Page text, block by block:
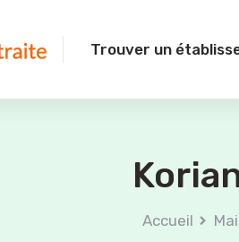
Trouver un
Accueil